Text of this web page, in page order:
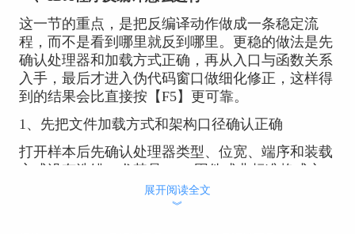
这一节的重点，是把反编译动作做成一条稳定流
程，而不是看到哪里就反到哪里。更稳的做法是先
确认处理器和加载方式正确，再从入口与函数关系
入手，最后才进入伪代码窗口做细化修正，这样得
到的结果会比直接按【F5】更可靠。
1、先把文件加载方式和架构口径确认正确
打开样本后先确认处理器类型、位宽、端序和装载
方式没有选错，尤其是bin、固件或非标准格式文
件，加载口径一旦错了，后面伪代码再漂亮也没有
意义。官方Basic Usage文档把正确加载和基础分析
展开阅读全文
︾